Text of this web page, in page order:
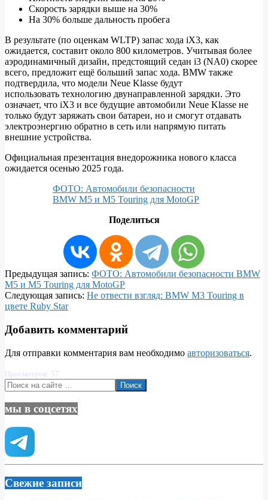
Скорость зарядки выше на 30%
На 30% больше дальность пробега
В результате (по оценкам WLTP) запас хода iX3, как
ожидается, составит около 800 километров. Учитывая более
аэродинамичный дизайн, предстоящий седан i3 (NA0) скорее
всего, предложит ещё больший запас хода. BMW также
подтвердила, что модели Neue Klasse будут
использовать технологию двунаправленной зарядки. Это
означает, что iX3 и все будущие автомобили Neue Klasse не
только будут заряжать свои батареи, но и смогут отдавать
электроэнергию обратно в сеть или напрямую питать
внешние устройства.
Официальная презентация внедорожника нового класса
ожидается осенью 2025 года.
ФОТО: Автомобили безопасности
BMW M5 и M5 Touring для MotoGP
Поделиться
2025-
02-
12
Предыдущая запись: ФОТО: Автомобили безопасности BMW
M5 и M5 Touring для MotoGP
Следующая запись: Не отвести взгляд: BMW M3 Touring в
цвете Ruby Star
Добавить комментарий
Для отправки комментария вам необходимо авторизоваться.
Просмотров: 57
Поиск
мы в соцсетях
Свежие записи